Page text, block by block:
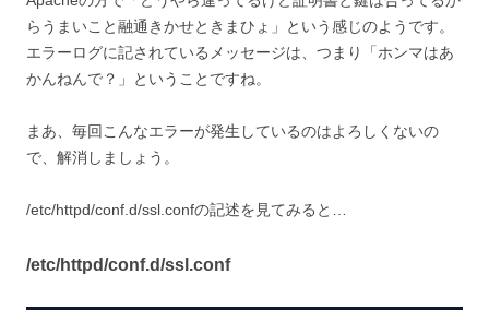
らうまいこと融通きかせときまひょ」という感じのようです。
エラーログに記されているメッセージは、つまり「ホンマはあ
かんねんで？」ということですね。
まあ、毎回こんなエラーが発生しているのはよろしくないの
で、解消しましょう。
/etc/httpd/conf.d/ssl.confの記述を見てみると…
/etc/httpd/conf.d/ssl.conf